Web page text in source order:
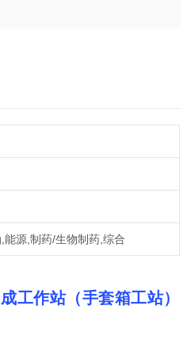
能源,制药/生物制药,综合
工作站（手套箱工站）